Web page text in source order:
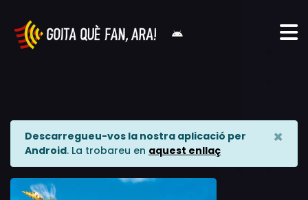
Descarregueu-vos la nostra aplicació per
Android. La trobareu en aquest enllaç
×